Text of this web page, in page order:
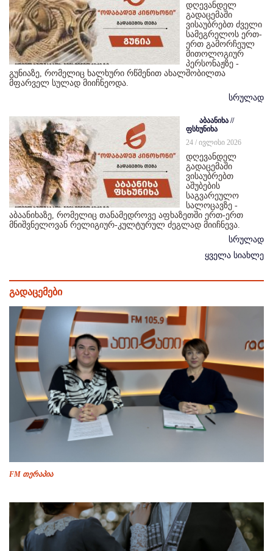
დღევანდელ
გადაცემაში
ვისაუბრებთ ძველი
სამეგრელოს ერთ-
ერთ გამორჩეულ
მითოლოგიურ
პერსონაჟზე -
გუნიაზე, რომელიც ხალხური რწმენით ახალშობილთა
მფარველ სულად მიიჩნეოდა.
სრულად
აბაანიხა //
ფსხუნიხა
24 / ივლისი 2026
დღევანდელ
გადაცემაში
ვისაუბრებთ
აშუბების
საგვარეულო
სალოცავზე -
აბაანიხაზე, რომელიც თანამედროვე აფხაზეთში ერთ-ერთ
მნიშვნელოვან რელიგიურ-კულტურულ ძეგლად მიიჩნევა.
სრულად
ყველა სიახლე
გადაცემები
FM თერაპია